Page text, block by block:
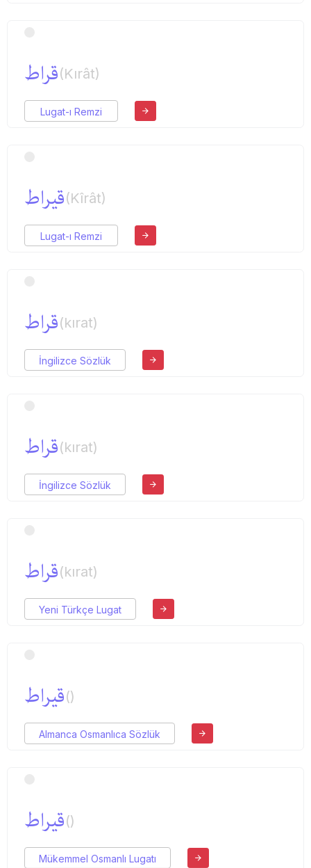
قراط(Kırât)
Lugat-ı Remzi
قیراط(Kîrât)
Lugat-ı Remzi
قراط(kırat)
İngilizce Sözlük
قراط(kırat)
İngilizce Sözlük
قراط(kırat)
Yeni Türkçe Lugat
قیراط()
Almanca Osmanlıca Sözlük
قیراط()
Mükemmel Osmanlı Lugatı